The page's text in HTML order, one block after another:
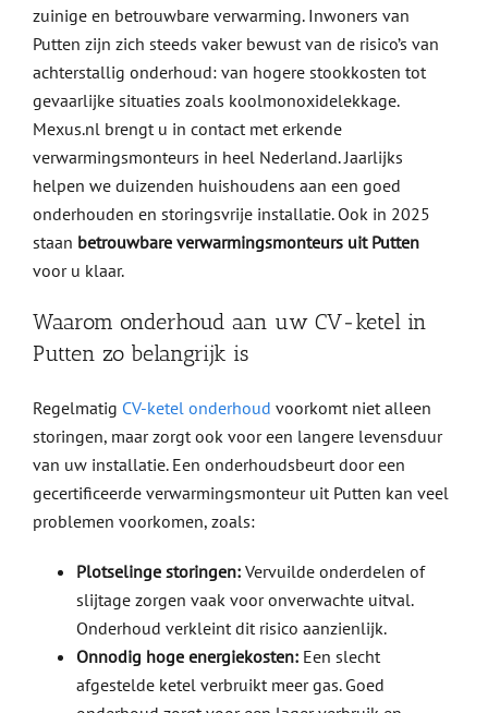
zuinige en betrouwbare verwarming. Inwoners van
Putten zijn zich steeds vaker bewust van de risico’s van
achterstallig onderhoud: van hogere stookkosten tot
gevaarlijke situaties zoals koolmonoxidelekkage.
Mexus.nl brengt u in contact met erkende
verwarmingsmonteurs in heel Nederland. Jaarlijks
helpen we duizenden huishoudens aan een goed
onderhouden en storingsvrije installatie. Ook in 2025
staan betrouwbare verwarmingsmonteurs uit Putten
voor u klaar.
Waarom onderhoud aan uw CV-ketel in
Putten zo belangrijk is
Regelmatig CV-ketel onderhoud voorkomt niet alleen
storingen, maar zorgt ook voor een langere levensduur
van uw installatie. Een onderhoudsbeurt door een
gecertificeerde verwarmingsmonteur uit Putten kan veel
problemen voorkomen, zoals:
Plotselinge storingen:Vervuilde onderdelen of
slijtage zorgen vaak voor onverwachte uitval.
Onderhoud verkleint dit risico aanzienlijk.
Onnodig hoge energiekosten:Een slecht
afgestelde ketel verbruikt meer gas. Goed